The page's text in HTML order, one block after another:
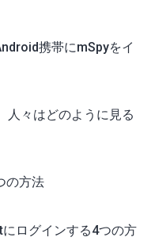
携帯にmSpyをイ
人々はどのように見る
の方法
ログインする4つの方